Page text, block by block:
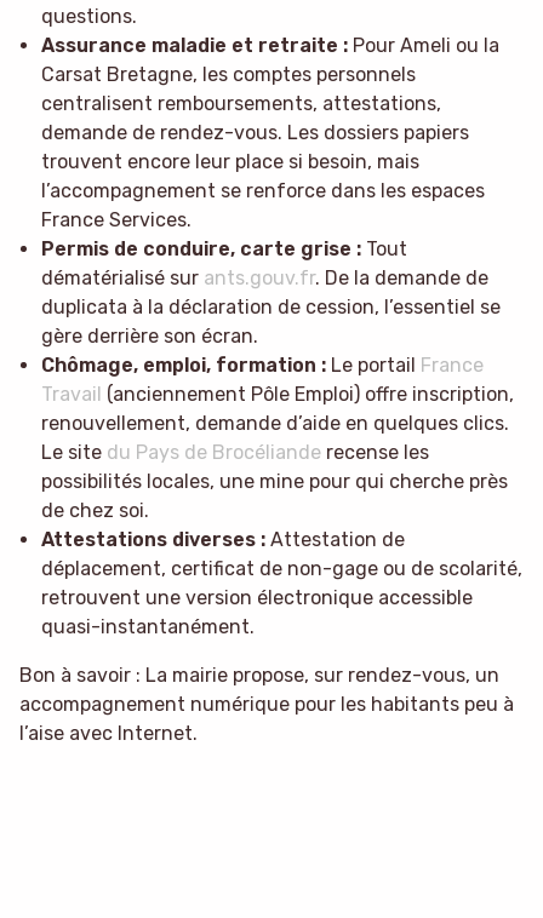
questions.
Assurance maladie et retraite :Pour Ameli ou la
Carsat Bretagne, les comptes personnels
centralisent remboursements, attestations,
demande de rendez-vous. Les dossiers papiers
trouvent encore leur place si besoin, mais
l’accompagnement se renforce dans les espaces
France Services.
Permis de conduire, carte grise :Tout
dématérialisé sur ants.gouv.fr. De la demande de
duplicata à la déclaration de cession, l’essentiel se
gère derrière son écran.
Chômage, emploi, formation :Le portail France
Travail (anciennement Pôle Emploi) offre inscription,
renouvellement, demande d’aide en quelques clics.
Le site du Pays de Brocélianderecense les
possibilités locales, une mine pour qui cherche près
de chez soi.
Attestations diverses :Attestation de
déplacement, certificat de non-gage ou de scolarité,
retrouvent une version électronique accessible
quasi-instantanément.
Bon à savoir : La mairie propose, sur rendez-vous, un
accompagnement numérique pour les habitants peu à
l’aise avec Internet.